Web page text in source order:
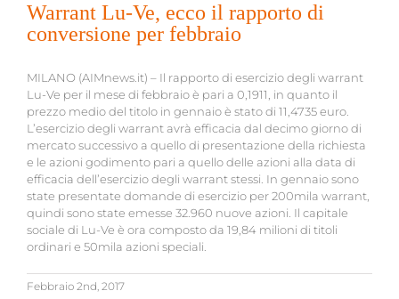
Warrant Lu-Ve, ecco il rapporto di
conversione per febbraio
MILANO (AIMnews.it) – Il rapporto di esercizio degli warrant
Lu-Ve per il mese di febbraio è pari a 0,1911, in quanto il
prezzo medio del titolo in gennaio è stato di 11,4735 euro.
L’esercizio degli warrant avrà efficacia dal decimo giorno di
mercato successivo a quello di presentazione della richiesta
e le azioni godimento pari a quello delle azioni alla data di
efficacia dell’esercizio degli warrant stessi. In gennaio sono
state presentate domande di esercizio per 200mila warrant,
quindi sono state emesse 32.960 nuove azioni. Il capitale
sociale di Lu-Ve è ora composto da 19,84 milioni di titoli
ordinari e 50mila azioni speciali.
Febbraio 2nd, 2017